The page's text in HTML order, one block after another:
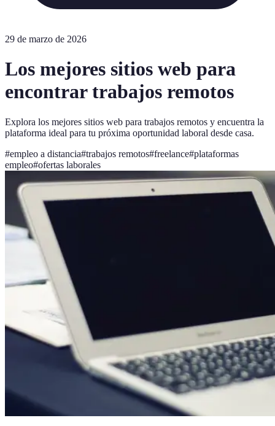
29 de marzo de 2026
Los mejores sitios web para
encontrar trabajos remotos
Explora los mejores sitios web para trabajos remotos y encuentra la
plataforma ideal para tu próxima oportunidad laboral desde casa.
#empleo a distancia#trabajos remotos#freelance#plataformas
empleo#ofertas laborales